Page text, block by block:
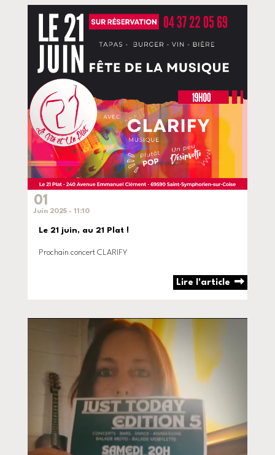
01
Juin 2025 - 11:10
Le 21 juin, au 21 Plat !
Prochain concert CLARIFY
Lire l'article